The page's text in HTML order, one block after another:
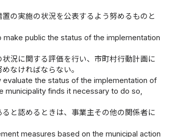
の実施の状況を公表するよう努めるものと
make public the status of the implementation
況に関する評価を行い、市町村行動計画に
なければならない。
evaluate the status of the implementation of
municipality finds it necessary to do so,
と認めるときは、事業主その他の関係者に
measures based on the municipal action